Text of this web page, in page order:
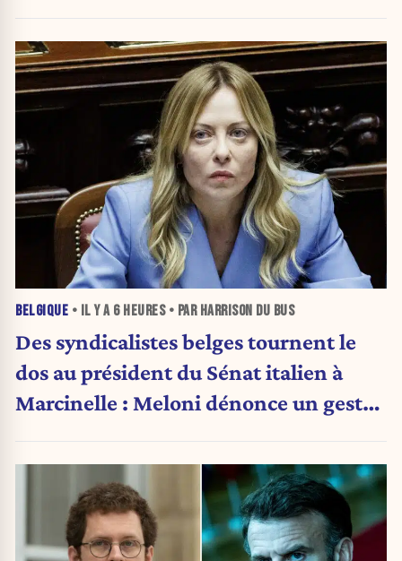
BELGIQUE • IL Y A 6 HEURES• PAR HARRISON DU BUS
Des syndicalistes belges tournent le
dos au président du Sénat italien à
Marcinelle : Meloni dénonce un geste